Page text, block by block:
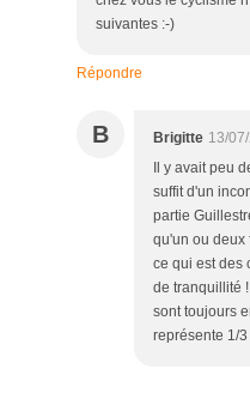
suivantes :-)
Répondre
B Brigitte 13/
Il y avait peu
suffit d'un
partie
qu'un ou deux
ce qui est des
de tranquillité
sont toujours
représente 1/